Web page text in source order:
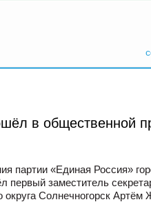
в общественной
партии «Единая Россия»
заместитель
округа Солнечногорск Артём